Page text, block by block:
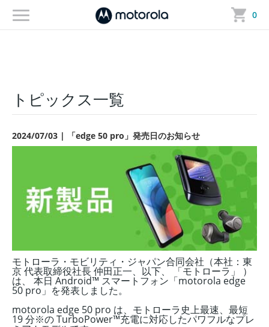
0
トップ ＞ トピックス詳細
トピックス一覧
2024/07/03 | 「edge 50 pro」発売日のお知らせ
モトローラ・モビリティ・ジャパン合同会社（本社：東
京 代表取締役社長 仲田正一、以下、 「モトローラ」 ）
は、 本日 Android™ スマートフォン「motorola edge
50 pro」を発表しました。
motorola edge 50 pro は、モトローラ史上最速、最短
19 分※の TurboPower™充電に対応したパワフルなプレ